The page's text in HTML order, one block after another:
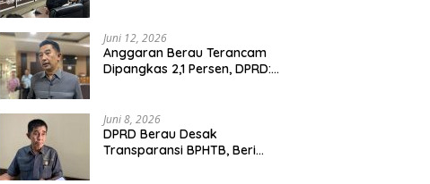
Juni 12, 2026
Anggaran Berau Terancam
Dipangkas 2,1 Persen, DPRD:
Juni 8, 2026
DPRD Berau Desak
Transparansi BPHTB, Beri